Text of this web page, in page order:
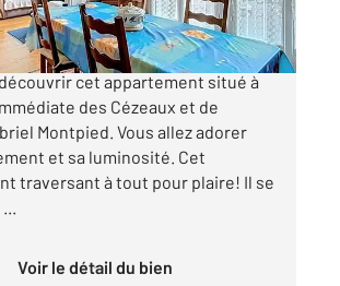
- CLERMONT FERRAND
cet appartement situé à
des Cézeaux et de
Montpied. Vous allez adorer
et sa luminosité. Cet
traversant à tout pour plaire! Il se
Voir le détail du bien